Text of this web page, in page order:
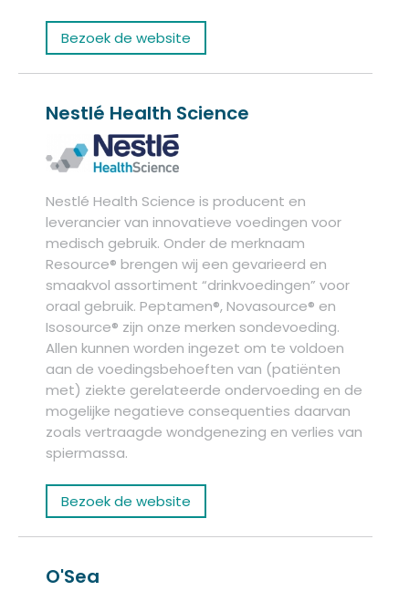
Bezoek de website
Nestlé Health Science
Nestlé Health Science is producent en
leverancier van innovatieve voedingen voor
medisch gebruik. Onder de merknaam
Resource® brengen wij een gevarieerd en
smaakvol assortiment “drinkvoedingen” voor
oraal gebruik. Peptamen®, Novasource® en
Isosource® zijn onze merken sondevoeding.
Allen kunnen worden ingezet om te voldoen
aan de voedingsbehoeften van (patiënten
met) ziekte gerelateerde ondervoeding en de
mogelijke negatieve consequenties daarvan
zoals vertraagde wondgenezing en verlies van
spiermassa.
Bezoek de website
O'Sea